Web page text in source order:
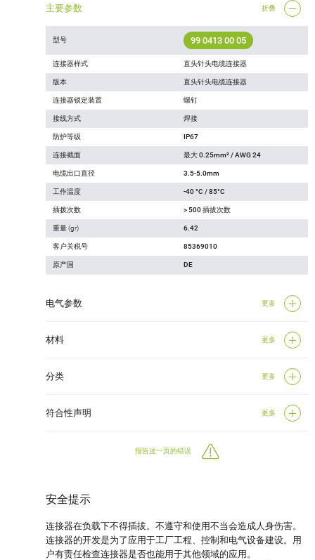
主要参数 折叠
型号 99 0413 00 05
连接器样式 直头针头电缆连接器
版本 直头针头电缆连接器
连接器锁定装置 螺钉
接线方式 焊接
防护等级 IP67
连接截面 最大 0.25mm² / AWG 24
电缆出口直径 3.5-5.0mm
工作温度 -40 °C / 85°C
插拨次数 > 500 插拔次数
重量 (gr) 6.42
客户关税号 85369010
原产国 DE
电气参数 更多
材料 更多
分类 更多
符合性声明 更多
报告这一页的错误
安全提示
连接器在负载下不得插拔。不遵守和使用不当会造成人身伤害。
连接器的开发是为了应用于工厂工程、控制和电气设备建设。用
户有责任检查连接器是否也能用于其他领域的应用。